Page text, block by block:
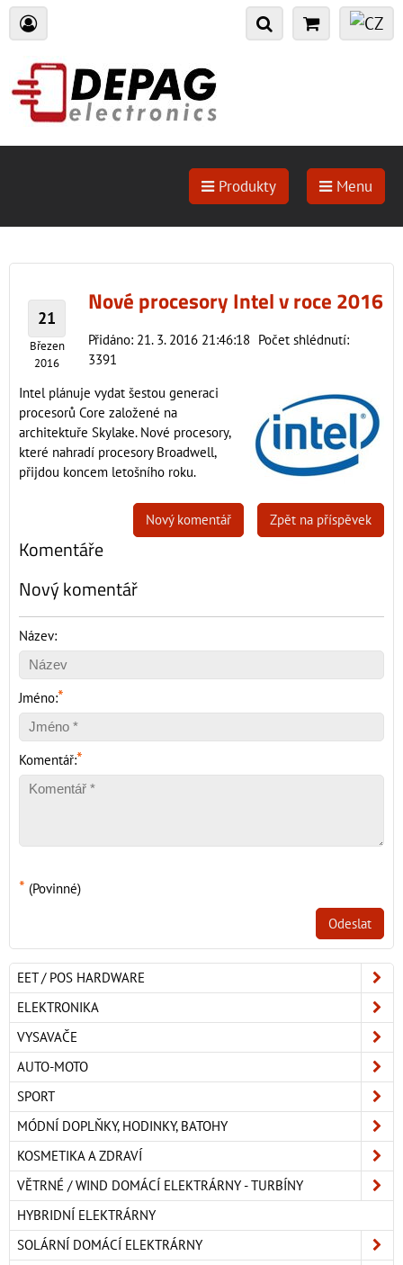
Produkty Menu
21
Březen
2016
Nové procesory Intel v roce 2016
Přidáno: 21. 3. 2016 21:46:18 Počet shlédnutí:
3391
Intel plánuje vydat šestou generaci
procesorů Core založené na
architektuře Skylake. Nové procesory,
které nahradí procesory Broadwell,
přijdou koncem letošního roku.
Zpět na příspěvek
Nový komentář
Komentáře
Nový komentář
Název:
Jméno:*
Komentář:*
* (Povinné)
Odeslat
EET / POS HARDWARE
ELEKTRONIKA
VYSAVAČE
AUTO-MOTO
SPORT
MÓDNÍ DOPLŇKY, HODINKY, BATOHY
KOSMETIKA A ZDRAVÍ
VĚTRNÉ / WIND DOMÁCÍ ELEKTRÁRNY - TURBÍNY
HYBRIDNÍ ELEKTRÁRNY
SOLÁRNÍ DOMÁCÍ ELEKTRÁRNY